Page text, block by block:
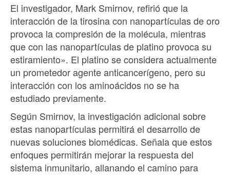
El investigador, Mark Smirnov, refirió que la
interacción de la tirosina con nanopartículas de oro
provoca la compresión de la molécula, mientras
que con las nanopartículas de platino provoca su
estiramiento». El platino se considera actualmente
un prometedor agente anticancerígeno, pero su
interacción con los aminoácidos no se ha
estudiado previamente.
Según Smirnov, la investigación adicional sobre
estas nanopartículas permitirá el desarrollo de
nuevas soluciones biomédicas. Señala que estos
enfoques permitirán mejorar la respuesta del
sistema inmunitario, allanando el camino para